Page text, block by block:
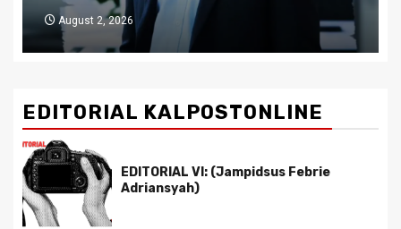
July 29, 2026
EDITORIAL KALPOSTONLINE
EDITORIAL VI: (Jampidsus Febrie
Adriansyah)